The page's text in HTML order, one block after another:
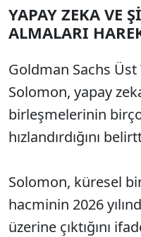
YAPAY ZEKA VE
ALMALARI
Goldman Sachs Üst
Solomon, yapay
birleşmelerinin
hızlandırdığını
Solomon, küresel
hacminin 2026
üzerine çıktığını